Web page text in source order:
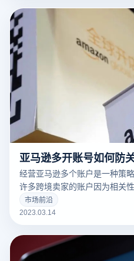
亚马逊多开账号如何防
经营亚马逊多个账户是一种策
许多跨境卖家的账户因为相关
户和多个商店的卖家如何防止
法？
市场前沿
2023.03.14